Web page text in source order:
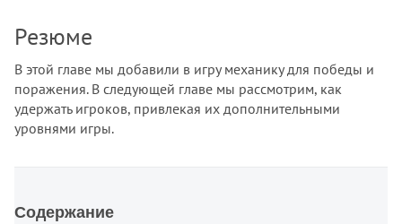
Резюме
В этой главе мы добавили в игру механику для победы и
поражения. В следующей главе мы рассмотрим, как
удержать игроков, привлекая их дополнительными
уровнями игры.
Содержание